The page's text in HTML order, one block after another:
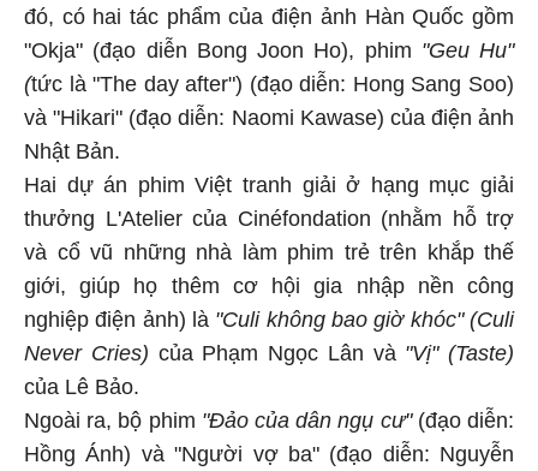
đó, có hai tác phẩm của điện ảnh Hàn Quốc gồm
"Okja" (đạo diễn Bong Joon Ho), phim "Geu Hu"
(tức là "The day after") (đạo diễn: Hong Sang Soo)
và "Hikari" (đạo diễn: Naomi Kawase) của điện ảnh
Nhật Bản.
Hai dự án phim Việt tranh giải ở hạng mục giải
thưởng L'Atelier của Cinéfondation (nhằm hỗ trợ
và cổ vũ những nhà làm phim trẻ trên khắp thế
giới, giúp họ thêm cơ hội gia nhập nền công
nghiệp điện ảnh) là "Culi không bao giờ khóc" (Culi
Never Cries) của Phạm Ngọc Lân và "Vị" (Taste)
của Lê Bảo.
Ngoài ra, bộ phim "Đảo của dân ngụ cư"(đạo diễn:
Hồng Ánh) và "Người vợ ba" (đạo diễn: Nguyễn